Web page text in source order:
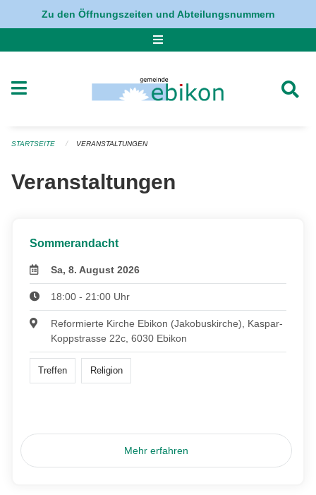
Navigation überspringen
Zu den Öffnungszeiten und Abteilungsnummern
STARTSEITE VERANSTALTUNGEN
Veranstaltungen
Sommerandacht
Sa, 8. August 2026
18:00 - 21:00 Uhr
Reformierte Kirche Ebikon (Jakobuskirche), Kaspar-
Koppstrasse 22c, 6030 Ebikon
Treffen Religion
Mehr erfahren